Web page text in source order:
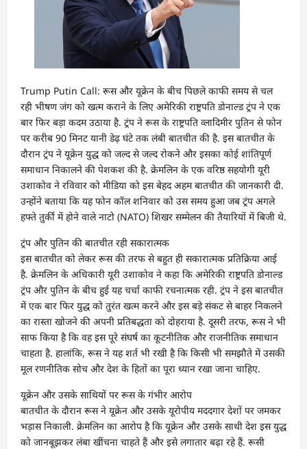
Trump Putin Call: रूस और यूक्रेन के बीच पिछले काफी समय से चल
रही भीषण जंग को खत्म कराने के लिए अमेरिकी राष्ट्रपति डोनाल्ड ट्रंप ने एक
बार फिर बड़ा कदम उठाया है. ट्रंप ने रूस के राष्ट्रपति व्लादिमीर पुतिन से फोन
पर करीब 90 मिनट यानी डेढ़ घंटे तक लंबी बातचीत की है. इस बातचीत के
दौरान ट्रंप ने यूक्रेन युद्ध को जल्द से जल्द रोकने और इसका कोई शांतिपूर्ण
समाधान निकालने की पेशकश की है. क्रेमलिन के एक वरिष्ठ सहयोगी यूरी
उशाकोव ने रविवार को मीडिया को इस बेहद अहम बातचीत की जानकारी दी.
उन्होंने बताया कि यह फोन कॉल शनिवार को उस समय हुआ जब ट्रंप अगले
हफ्ते तुर्की में होने वाले नाटो (NATO) शिखर सम्मेलन की तैयारियों में बिजी थे.
ट्रंप और पुतिन की बातचीत रही सकारात्मक
इस बातचीत को लेकर रूस की तरफ से बहुत ही सकारात्मक प्रतिक्रिया आई
है. क्रेमलिन के अधिकारी यूरी उशाकोव ने कहा कि अमेरिकी राष्ट्रपति डोनाल्ड
ट्रंप और पुतिन के बीच हुई यह चर्चा काफी रचनात्मक रही. ट्रंप ने इस बातचीत
में एक बार फिर युद्ध को तुरंत खत्म करने और इस बड़े संकट से बाहर निकलने
का रास्ता खोजने की अपनी प्रतिबद्धता को दोहराया है. दूसरी तरफ, रूस ने भी
साफ किया है कि वह इस पूरे संघर्ष का कूटनीतिक और राजनीतिक समाधान
चाहता है. हालांकि, रूस ने यह शर्त भी रखी है कि किसी भी समझौते में उसकी
मूल रणनीतिक सोच और देश के हितों का पूरा ध्यान रखा जाना चाहिए.
यूक्रेन और उसके साथियों पर रूस के गंभीर आरोप
बातचीत के दौरान रूस ने यूक्रेन और उसके यूरोपीय मददगार देशों पर जमकर
भड़ास निकाली. क्रेमलिन का आरोप है कि यूक्रेन और उसके साथी देश इस युद्ध
को जानबूझकर लंबा खींचना चाहते हैं और इसे लगातार बढ़ा रहे हैं. रूसी